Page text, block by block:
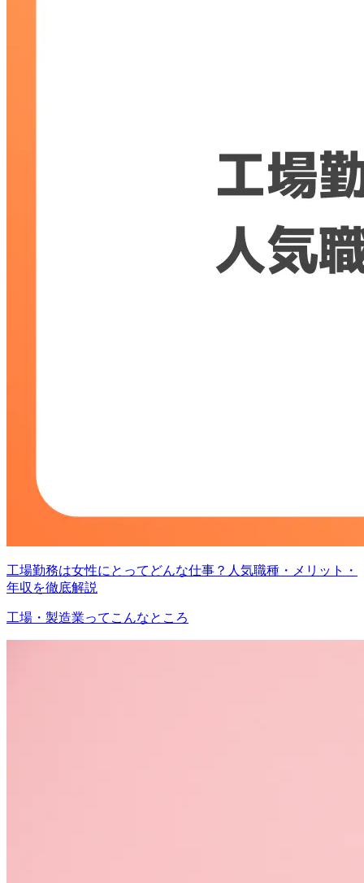
工場勤務は女性にとってどんな仕事？人気職種・メリット・
年収を徹底解説
工場・製造業ってこんなところ